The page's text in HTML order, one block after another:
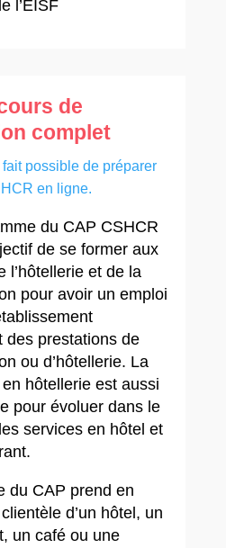
l’EISF
de
complet
fait possible de préparer
en ligne.
du CAP CSHCR
de se former aux
l’hôtellerie et de la
pour avoir un emploi
des prestations de
ou d’hôtellerie. La
hôtellerie est aussi
pour évoluer dans le
services en hôtel et
du CAP prend en
d’un hôtel, un
un café ou une